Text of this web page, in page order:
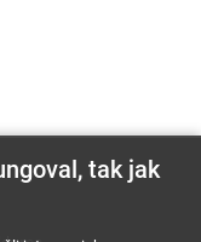
tak jak